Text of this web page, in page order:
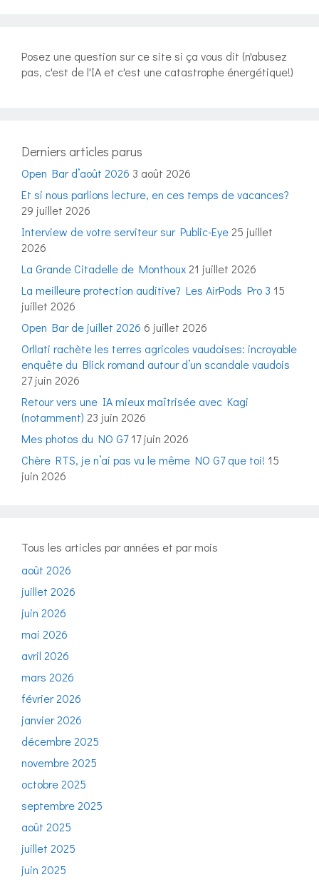
Posez une question sur ce site si ça vous dit (n'abusez
pas, c'est de l'IA et c'est une catastrophe énergétique!)
Derniers articles parus
Open Bar d’août 2026 3 août 2026
Et si nous parlions lecture, en ces temps de vacances?
29 juillet 2026
Interview de votre serviteur sur Public-Eye 25 juillet
2026
La Grande Citadelle de Monthoux 21 juillet 2026
La meilleure protection auditive? Les AirPods Pro 3 15
juillet 2026
Open Bar de juillet 2026 6 juillet 2026
Orllati rachète les terres agricoles vaudoises: incroyable
enquête du Blick romand autour d’un scandale vaudois
27 juin 2026
Retour vers une IA mieux maîtrisée avec Kagi
(notamment) 23 juin 2026
Mes photos du NO G7 17 juin 2026
Chère RTS, je n’ai pas vu le même NO G7 que toi! 15
juin 2026
Tous les articles par années et par mois
août 2026
juillet 2026
juin 2026
mai 2026
avril 2026
mars 2026
février 2026
janvier 2026
décembre 2025
novembre 2025
octobre 2025
septembre 2025
août 2025
juillet 2025
juin 2025